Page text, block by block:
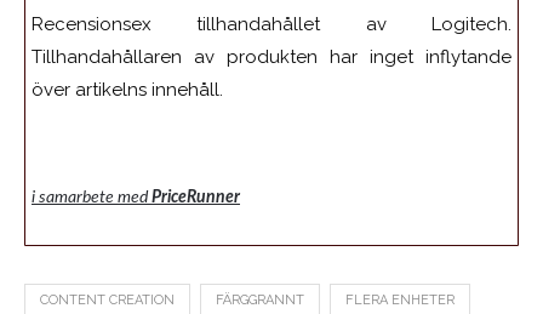
Recensionsex tillhandahållet av Logitech.
Tillhandahållaren av produkten har inget inflytande
över artikelns innehåll.
i samarbete medPriceRunner
CONTENT CREATION FÄRGGRANNT FLERA ENHETER